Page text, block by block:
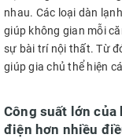
nhau. Các loại dàn
giúp không gian mỗi
sự bài trí nội thất. Từ
giúp gia chủ thể hiện
Công suất lớn
điện hơn nhiều